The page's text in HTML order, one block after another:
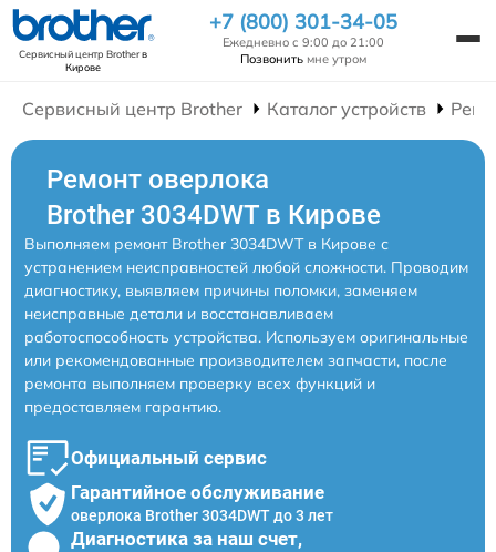
Сервисный центр Brotherв
Кирове
+7 (800) 301-34-05
Ежедневно с 9:00 до 21:00
Позвонить мне утром
Сервисный центр Brother Каталог устройств
Ремонт оверлока
Brother 3034DWT в Кирове
Выполняем ремонт Brother 3034DWT в Кирове с
устранением неисправностей любой сложности. Проводим
диагностику, выявляем причины поломки, заменяем
неисправные детали и восстанавливаем
работоспособность устройства. Используем оригинальные
или рекомендованные производителем запчасти, после
ремонта выполняем проверку всех функций и
предоставляем гарантию.
Официальный сервис
Гарантийное обслуживание
оверлока Brother 3034DWT до 3 лет
Диагностика за наш счет,